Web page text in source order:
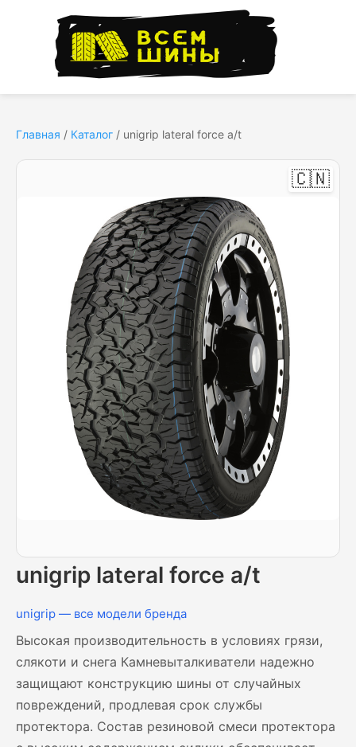
Главная / Каталог / unigrip lateral force a/t
🇨🇳
unigrip lateral force a/t
unigrip — все модели бренда
Высокая производительность в условиях грязи,
слякоти и снега Камневыталкиватели надежно
защищают конструкцию шины от случайных
повреждений, продлевая срок службы
протектора. Состав резиновой смеси протектора